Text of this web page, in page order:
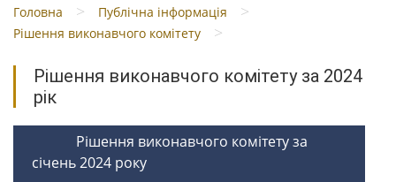
Головна > Публічна інформація >
Рішення виконавчого комітету >
Рішення виконавчого комітету за 2024
рік
Рішення виконавчого комітету за
січень 2024 року